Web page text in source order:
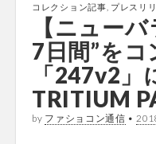
コレクション記事 プレスリ
【ニュー
7日間”を
「247v2」
TRITIUM
by ファショコン通信 •